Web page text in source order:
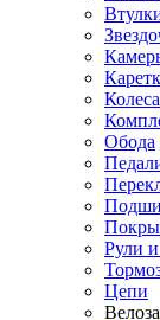
Колеса
Обода
Рули
Цепи